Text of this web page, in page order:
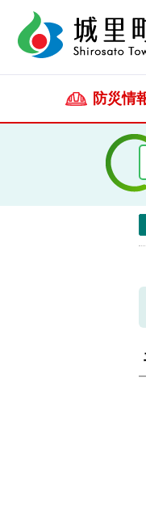
防災情